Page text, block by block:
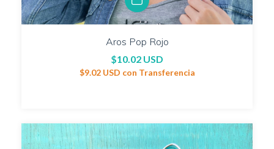
Aros Pop Rojo
$10.02 USD
$9.02 USD con Transferencia